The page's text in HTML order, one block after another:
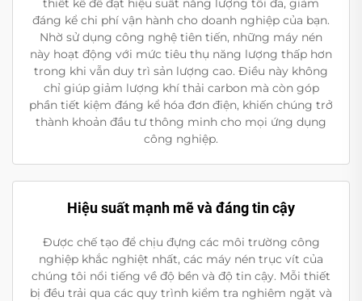
thiết kế để đạt hiệu suất năng lượng tối đa, giảm
đáng kể chi phí vận hành cho doanh nghiệp của bạn.
Nhờ sử dụng công nghệ tiên tiến, những máy nén
này hoạt động với mức tiêu thụ năng lượng thấp hơn
trong khi vẫn duy trì sản lượng cao. Điều này không
chỉ giúp giảm lượng khí thải carbon mà còn góp
phần tiết kiệm đáng kể hóa đơn điện, khiến chúng trở
thành khoản đầu tư thông minh cho mọi ứng dụng
công nghiệp.
Hiệu suất mạnh mẽ và đáng tin cậy
Được chế tạo để chịu đựng các môi trường công
nghiệp khắc nghiệt nhất, các máy nén trục vít của
chúng tôi nổi tiếng về độ bền và độ tin cậy. Mỗi thiết
bị đều trải qua các quy trình kiểm tra nghiêm ngặt và